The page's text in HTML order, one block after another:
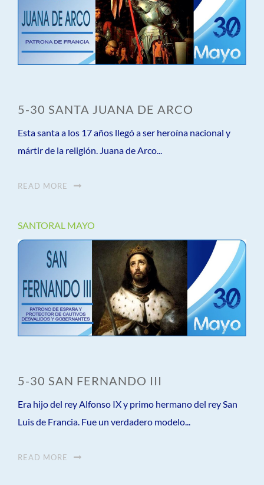
5-30 SANTA JUANA DE ARCO
Esta santa a los 17 años llegó a ser heroína nacional y
mártir de la religión. Juana de Arco...
READ MORE
SANTORAL MAYO
5-30 SAN FERNANDO III
Era hijo del rey Alfonso IX y primo hermano del rey San
Luis de Francia. Fue un verdadero modelo...
READ MORE